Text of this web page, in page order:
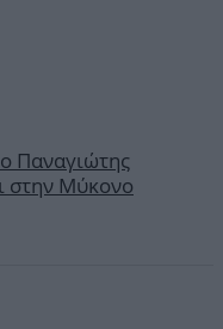
Παναγιώτης
στην Μύκονο